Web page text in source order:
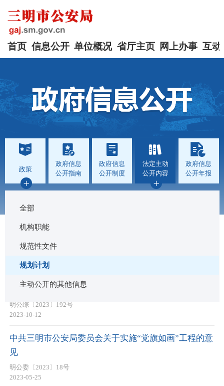
首页 信息公开 单位概况 省厅主页 网上办事 互动
政策
政府信息
公开指南
政府信息
公开制度
法定主动
公开内容
全部
机构职能
规范性文件
规划计划
主动公开的其他信息
政府信息
公开年报
规划计划
关于进一步加强电动自行车综合治理工作的通知
明公综〔2023〕192号
2023-10-12
中共三明市公安局委员会关于实施“党旗如画”工程的意
见
明公委〔2023〕18号
2023-05-25